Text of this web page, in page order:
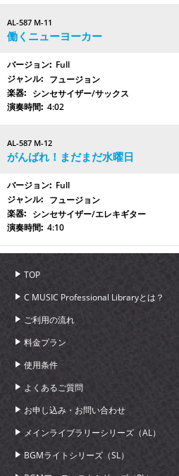
AL-587 M-11
働くニューヨーカー
Full
フュージョン
シンセサイザー/サックス
4:02
AL-587 M-12
がんばれ！まだまだ水曜日
Full
フュージョン
シンセサイザー/エレキギター
4:10
TOP
C MUSIC Professional Libraryとは？
ご利用の流れ
料金プラン
使用条件
よくあるご質問
お申し込み・お問い合わせ
メインライブラリーシリーズ（AL）
BGMライトシリーズ（SL）